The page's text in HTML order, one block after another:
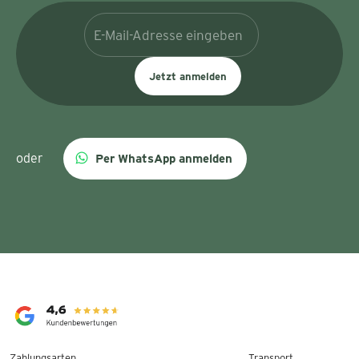
Jetzt anmelden
oder Per WhatsApp anmelden